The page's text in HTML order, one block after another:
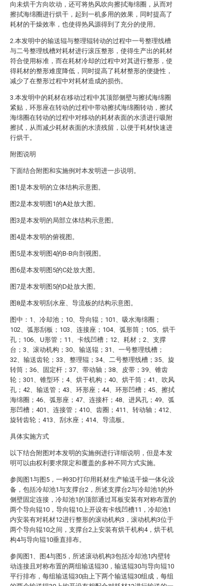
向未烘干方向吹动，还可将热风吹向擦拭海绵圈，从而对
擦拭海绵圈进行烘干，起到一机多用的效果，同时提高了
耗材的干燥效率，也使得热风源得到了充分的使用。
2.本发明中的输送辊与整理辊转动的过程中一号整理线槽
与二号整理线槽对耗材进行滚压整形，使得生产出的耗材
符合使用标准，而在耗材冷却的过程中对其进行整形，使
得耗材的整形难度降低，同时提高了耗材整形的便捷性，
减少了在整形过程中对耗材造成的损伤。
3.本发明中的耗材在移动过程中其顶部侧壁与擦拭海绵圈
紧贴，环形座在转动的过程中带动擦拭海绵圈转动，擦拭
海绵圈在转动的过程中对移动的耗材表面的水渍进行吸附
擦拭，从而减少耗材表面的水渍残留，以便于耗材快速进
行烘干。
附图说明
下面结合附图和实施例对本发明进一步说明。
图1是本发明的立体结构示意图。
图2是本发明图1的A处放大图。
图3是本发明的局部立体结构示意图。
图4是本发明的俯视图。
图5是本发明图4的B-B向剖视图。
图6是本发明图5的C处放大图。
图7是本发明图5的D处放大图。
图8是本发明刮水座、导流板的结构示意图。
图中：1、冷却池；10、导向辊；101、吸水海绵圈；
102、弧形刮板；103、连接座；104、弧形筒；105、烘干
孔；106、U形管；11、卡线凹槽；12、耗材；2、支撑
台；3、滚动机构；30、输送辊；31、一号整理线槽；
32、输送齿轮；33、整理辊；34、二号整理线槽；35、旋
转筒；36、固定杆；37、带动轴；38、皮带；39、锥齿
轮；301、锥型环；4、烘干机构；40、烘干筒；41、吹风
孔；42、输送管；43、环形座；44、环形凹槽；45、擦拭
海绵圈；46、弧形座；47、连接杆；48、进风孔；49、弧
形凹槽；401、连接管；410、齿圈；411、转动轴；412、
旋转齿轮；413、刮水座；414、导流板。
具体实施方式
以下结合附图对本发明的实施例进行详细说明，但是本发
明可以由权利要求限定和覆盖的多种不同方式实施。
参阅图1与图5，一种3D打印用耗材生产输送干燥一体化设
备，包括冷却池1与支撑台2，所述支撑台2与冷却池1的外
侧壁固定连接，冷却池1的顶部通过耳板安装有对称布置的
两个导向辊10，导向辊10上开设有卡线凹槽11，冷却池1
内安装有对耗材12进行整形的滚动机构3，滚动机构3位于
两个导向辊10之间，支撑台2上安装有烘干机构4，烘干机
构4与导向辊10垂直排布。
参阅图1、图4与图5，所述滚动机构3包括冷却池1内壁转
动连接且对称布置的两组输送辊30，输送辊30与导向辊10
平行排布，每组输送辊30由上下两个输送辊30组成，每组